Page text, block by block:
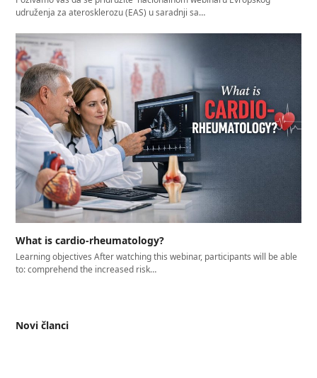
udruženja za aterosklerozu (EAS) u saradnji sa…
What is cardio-rheumatology?
Learning objectives After watching this webinar, participants will be able
to: comprehend the increased risk…
Novi članci